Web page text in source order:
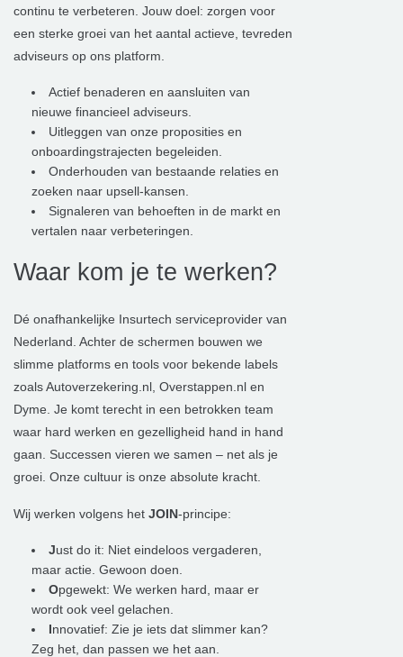
continu te verbeteren. Jouw doel: zorgen voor
een sterke groei van het aantal actieve, tevreden
adviseurs op ons platform.
Actief benaderen en aansluiten van
nieuwe financieel adviseurs.
Uitleggen van onze proposities en
onboardingstrajecten begeleiden.
Onderhouden van bestaande relaties en
zoeken naar upsell-kansen.
Signaleren van behoeften in de markt en
vertalen naar verbeteringen.
Waar kom je te werken?
Dé onafhankelijke Insurtech serviceprovider van
Nederland. Achter de schermen bouwen we
slimme platforms en tools voor bekende labels
zoals Autoverzekering.nl, Overstappen.nl en
Dyme. Je komt terecht in een betrokken team
waar hard werken en gezelligheid hand in hand
gaan. Successen vieren we samen – net als je
groei. Onze cultuur is onze absolute kracht.
Wij werken volgens hetJOIN-principe:
Just do it: Niet eindeloos vergaderen,
maar actie. Gewoon doen.
Opgewekt: We werken hard, maar er
wordt ook veel gelachen.
Innovatief: Zie je iets dat slimmer kan?
Zeg het, dan passen we het aan.